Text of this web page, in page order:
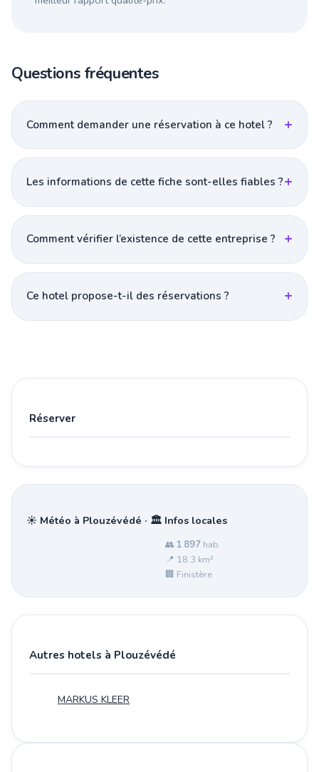
Questions fréquentes
Comment demander une réservation à ce hotel ?
Les informations de cette fiche sont-elles fiables ?
Comment vérifier l’existence de cette entreprise ?
Ce hotel propose-t-il des réservations ?
Réserver
☀️ Météo à Plouzévédé · 🏛️ Infos locales
👥 1 897 hab.
📍 18.3 km²
🏢 Finistère
Autres hotels à Plouzévédé
MARKUS KLEER